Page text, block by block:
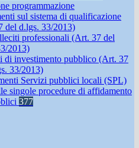
programmazione
sul sistema di qualificazione
del d.lgs. 33/2013)
professionali (Art. 37 del
2013)
di investimento pubblico (Art. 37
33/2013)
Servizi pubblici locali (SPL)
singole procedure di affidamento
377